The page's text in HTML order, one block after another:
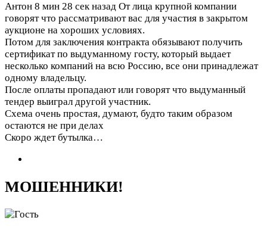
Антон 8 мин 28 сек назад От лица крупной компании
говорят что рассматривают вас для участия в закрытом
аукционе на хороших условиях.
Потом для заключения контракта обязывают получить
сертификат по выдуманному госту, который выдает
несколько компаний на всю Россию, все они принадлежат
одному владельцу.
После оплаты пропадают или говорят что выдуманный
тендер выиграл другой участник.
Схема очень простая, думают, будто таким образом
остаются не при делах
Скоро ждет бутылка…
МОШЕННИКИ!